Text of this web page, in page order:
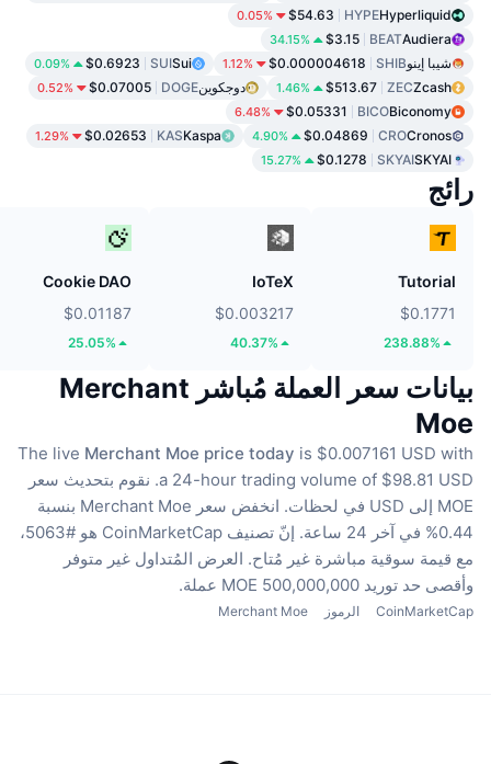
Hyperliquid
HYPE
$54.63
0.05%
Audiera
BEAT
$3.15
34.15%
شيبا إينوSHIB
$0.000004618
1.12%
Sui
SUI
$0.6923
0.09%
Zcash
ZEC
$513.67
1.46% دوجكوينDOGE
$0.07005
0.52%
Biconomy
BICO
$0.05331
6.48%
Cronos
CRO
$0.04869
4.90%
Kaspa
KAS
$0.02653
1.29%
SKYAI
SKYAI
$0.1278
15.27%
رائج
Tutorial
$0.1771
238.88%
IoTeX
$0.003217
40.37%
Cookie DAO
$0.01187
25.05%
بيانات سعر العملة مُباشر Merchant
Moe
The live Merchant Moe price today is $0.007161 USD with
a 24-hour trading volume of $98.81 USD. نقوم بتحديث سعر
MOE إلى USD في لحظات.
انخفض سعر Merchant Moe بنسبة
0.44% في آخر 24 ساعة.
إنّ تصنيف CoinMarketCap هو #5063،
مع قيمة سوقية مباشرة غير مُتاح. العرض المُتداول غير متوفر
وأقصى حد توريد 500,000,000 MOE عملة.
CoinMarketCap الرموز Merchant Moe